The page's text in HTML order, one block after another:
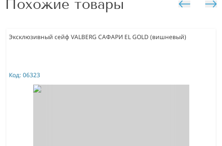
Похожие товары
Эксклюзивный сейф VALBERG САФАРИ EL GOLD (вишневый)
Код: 06323